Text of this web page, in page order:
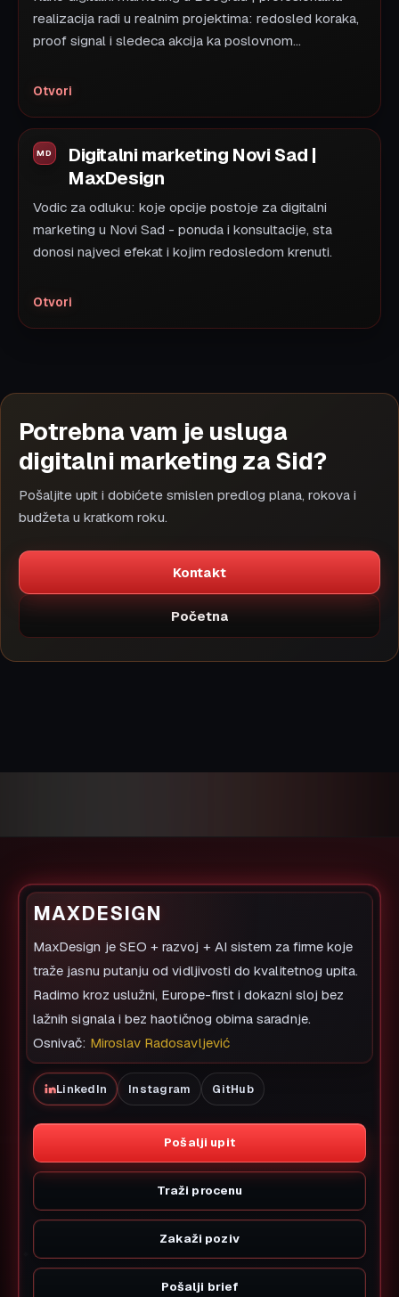
realizacija radi u realnim projektima: redosled koraka,
proof signal i sledeca akcija ka poslovnom...
Otvori
Digitalni marketing Novi Sad |
MaxDesign
Vodic za odluku: koje opcije postoje za digitalni
marketing u Novi Sad - ponuda i konsultacije, sta
donosi najveci efekat i kojim redosledom krenuti.
Otvori
Potrebna vam je usluga
digitalni marketing za Sid?
Pošaljite upit i dobićete smislen predlog plana, rokova i
budžeta u kratkom roku.
Kontakt
Početna
MAXDESIGN
MaxDesign je SEO + razvoj + AI sistem za firme koje
traže jasnu putanju od vidljivosti do kvalitetnog upita.
Radimo kroz uslužni, Europe-first i dokazni sloj bez
lažnih signala i bez haotičnog obima saradnje.
Osnivač: Miroslav Radosavljević
LinkedIn Instagram GitHub
Pošalji upit
Traži procenu
Zakaži poziv
Pošalji brief